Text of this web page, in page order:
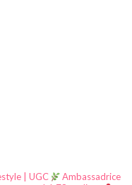
| UGC
Ambassadrice